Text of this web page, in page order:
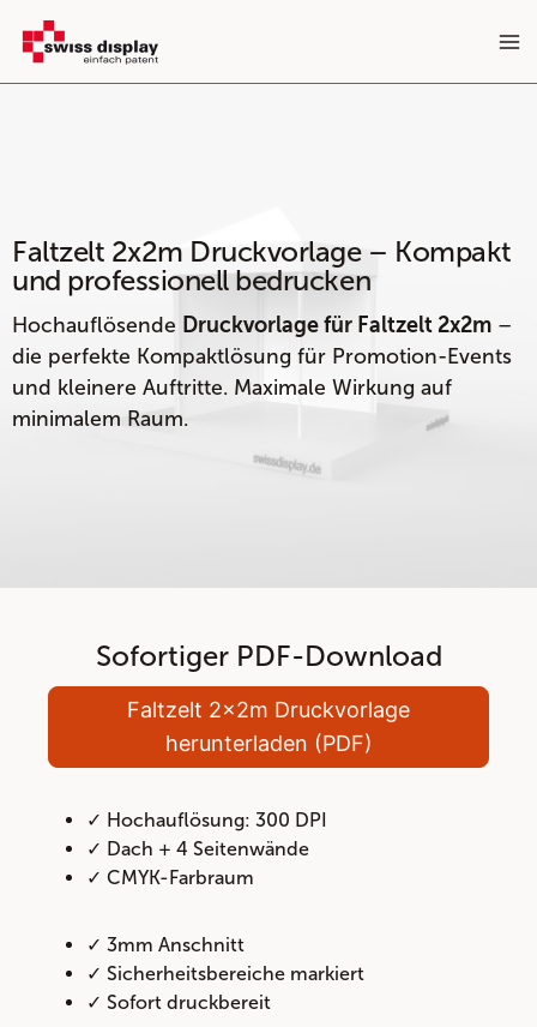
Inhalt
springen
Faltzelt 2x2m Druckvorlage – Kompakt
und professionell bedrucken
Hochauflösende Druckvorlage für Faltzelt 2x2m –
die perfekte Kompaktlösung für Promotion-Events
und kleinere Auftritte. Maximale Wirkung auf
minimalem Raum.
Sofortiger PDF-Download
Faltzelt 2x2m Druckvorlage
herunterladen (PDF)
✓ Hochauflösung: 300 DPI
✓ Dach + 4 Seitenwände
✓ CMYK-Farbraum
✓ 3mm Anschnitt
✓ Sicherheitsbereiche markiert
✓ Sofort druckbereit